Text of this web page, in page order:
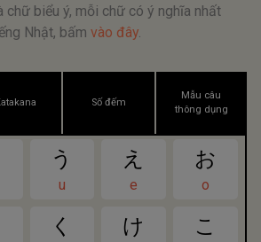
chữ biểu ý, mỗi chữ có ý nghĩa nhất
Nhật, bấm vào đây.
Số đếm
Mẫu câu
thông dụng
う
u
え
e
お
o
く け こ